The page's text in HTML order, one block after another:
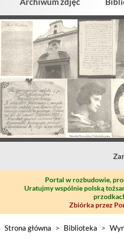
Portal w rozbudowie,
Uratujmy wspólnie polską
Zbiórka przez
Strona główna > Biblioteka >